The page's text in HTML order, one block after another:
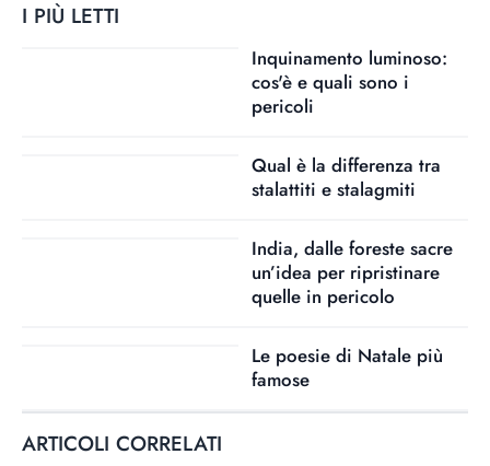
I PIÙ LETTI
Inquinamento luminoso:
cos'è e quali sono i
pericoli
Qual è la differenza tra
stalattiti e stalagmiti
India, dalle foreste sacre
un’idea per ripristinare
quelle in pericolo
Le poesie di Natale più
famose
ARTICOLI CORRELATI